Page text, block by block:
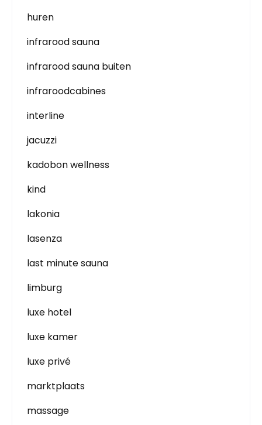
huren
infrarood sauna
infrarood sauna buiten
infraroodcabines
interline
jacuzzi
kadobon wellness
kind
lakonia
lasenza
last minute sauna
limburg
luxe hotel
luxe kamer
luxe privé
marktplaats
massage